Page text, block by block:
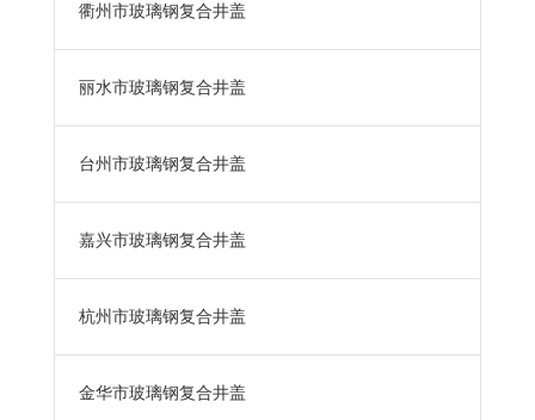
衢州市玻璃钢复合井盖
丽水市玻璃钢复合井盖
台州市玻璃钢复合井盖
嘉兴市玻璃钢复合井盖
杭州市玻璃钢复合井盖
金华市玻璃钢复合井盖